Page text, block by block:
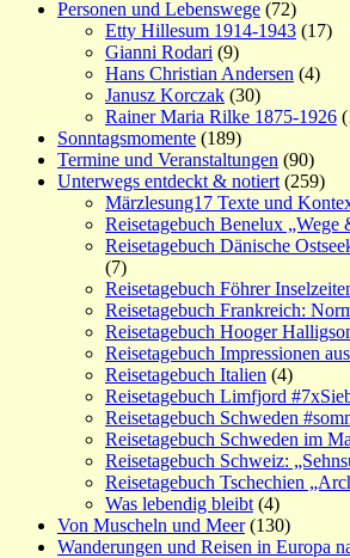
Personen und Lebenswege (72)
Etty Hillesum 1914-1943 (17)
Gianni Rodari (9)
Hans Christian Andersen (4)
Janusz Korczak (30)
Rainer Maria Rilke 1875-1926
Sonntagsmomente (189)
Termine und Veranstaltungen (90)
Unterwegs entdeckt & notiert (259)
Märzlesung17 Texte und
Reisetagebuch Benelux „Wege
Reisetagebuch Dänische
(7)
Reisetagebuch Föhrer
Reisetagebuch Frankreich:
Reisetagebuch Hooger
Reisetagebuch Impressionen
Reisetagebuch Italien (4)
Reisetagebuch Limfjord
Reisetagebuch Schweden
Reisetagebuch Schweden im
Reisetagebuch Schweiz:
Reisetagebuch Tschechien
Was lebendig bleibt (4)
Von Muscheln und Meer(130)
Wanderungen und Reisen in Europa